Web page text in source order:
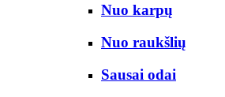
Nuo karpų
Nuo raukšlių
Sausai odai